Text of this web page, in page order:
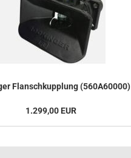
Flansch­kupp­lung (560A60000)
1.299,00 EUR